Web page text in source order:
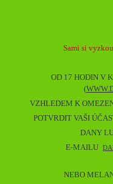
Sami si
OD 17 HODIN V
(
VZHLEDEM K
POTVRDIT VAŠI
DANY
E-MAILU
NEBO